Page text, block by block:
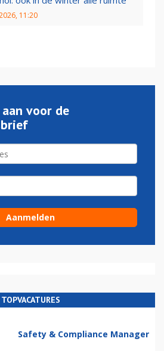
11:20
voor de
TOPVACATURES
Safety & Compliance Manager